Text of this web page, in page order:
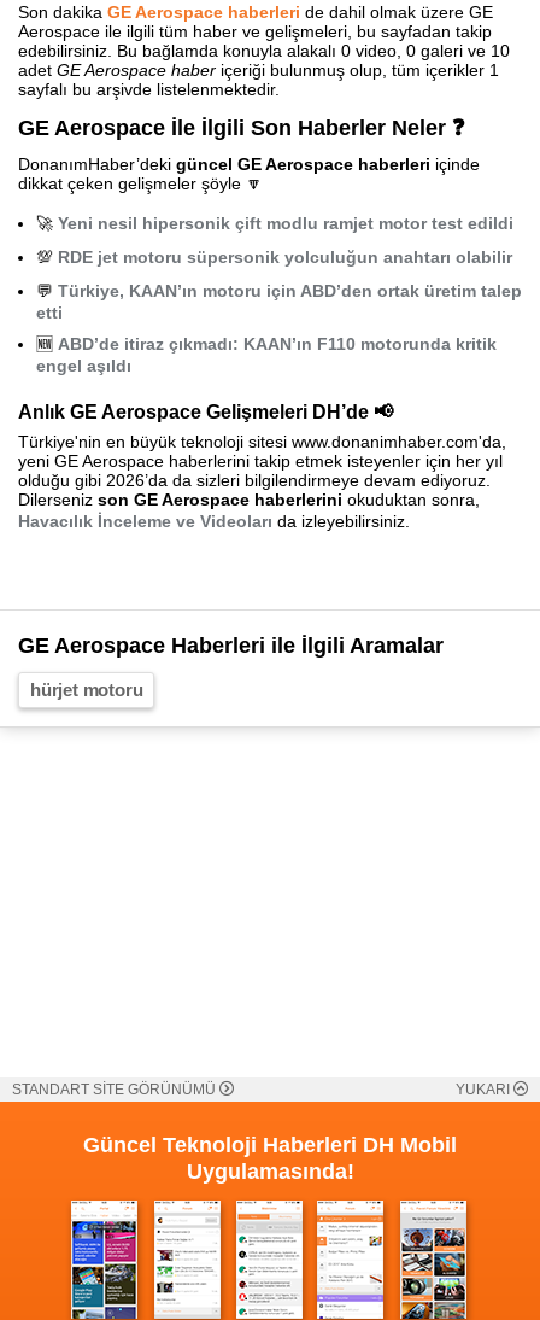
Son dakika GE Aerospace haberleri de dahil olmak üzere GE
Aerospace ile ilgili tüm haber ve gelişmeleri, bu sayfadan takip
edebilirsiniz. Bu bağlamda konuyla alakalı 0 video, 0 galeri ve 10
adet GE Aerospace haber içeriği bulunmuş olup, tüm içerikler 1
sayfalı bu arşivde listelenmektedir.
GE Aerospace İle İlgili Son Haberler Neler ❓
DonanımHaber’deki güncel GE Aerospace haberleri içinde
dikkat çeken gelişmeler şöyle 🔽
🚀 Yeni nesil hipersonik çift modlu ramjet motor test edildi
💯 RDE jet motoru süpersonik yolculuğun anahtarı olabilir
💬 Türkiye, KAAN’ın motoru için ABD’den ortak üretim talep
etti
🆕 ABD’de itiraz çıkmadı: KAAN’ın F110 motorunda kritik
engel aşıldı
Anlık GE Aerospace Gelişmeleri DH’de 📢
Türkiye'nin en büyük teknoloji sitesi www.donanimhaber.com'da,
yeni GE Aerospace haberlerini takip etmek isteyenler için her yıl
olduğu gibi 2026’da da sizleri bilgilendirmeye devam ediyoruz.
Dilerseniz son GE Aerospace haberlerini okuduktan sonra,
Havacılık İnceleme ve Videoları da izleyebilirsiniz.
GE Aerospace Haberleri ile İlgili Aramalar
hürjet motoru
STANDART SİTE GÖRÜNÜMÜ YUKARI
Güncel Teknoloji Haberleri DH Mobil
Uygulamasında!